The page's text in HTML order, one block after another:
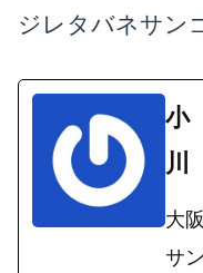
ジレタバネサン
小
川
大
サ